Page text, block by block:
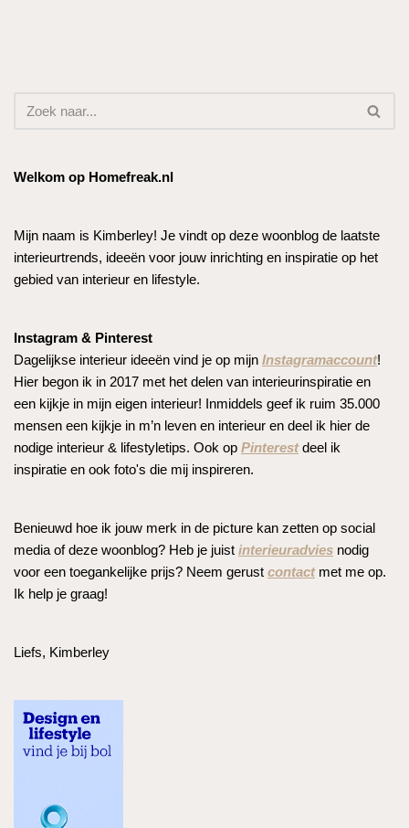
Welkom op Homefreak.nl
Mijn naam is Kimberley! Je vindt op deze woonblog de laatste
interieurtrends, ideeën voor jouw inrichting en inspiratie op het
gebied van interieur en lifestyle.
Instagram & Pinterest
Dagelijkse interieur ideeën vind je op mijn Instagramaccount!
Hier begon ik in 2017 met het delen van interieurinspiratie en
een kijkje in mijn eigen interieur! Inmiddels geef ik ruim 35.000
mensen een kijkje in m’n leven en interieur en deel ik hier de
nodige interieur & lifestyletips. Ook op Pinterestdeel ik
inspiratie en ook foto's die mij inspireren.
Benieuwd hoe ik jouw merk in de picture kan zetten op social
media of deze woonblog? Heb je juist interieuradvies nodig
voor een toegankelijke prijs? Neem gerust contactmet me op.
Ik help je graag!
Liefs, Kimberley